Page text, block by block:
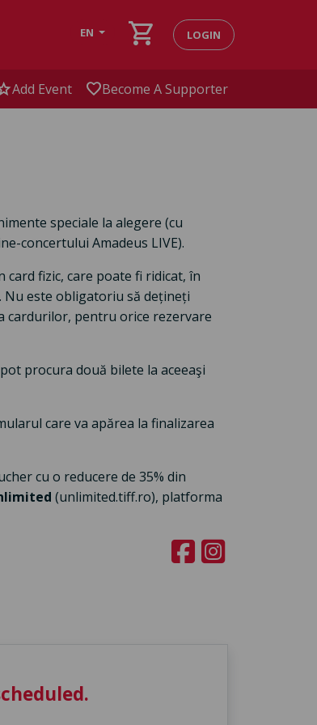
EN shopping_cart LOGIN
Add Event favoriteBecome A Supporter
speciale la alegere (cu
concertului Amadeus LIVE).
fizic, care poate fi ridicat, în
Nu este obligatoriu să dețineți
cardurilor, pentru orice rezervare
procura două bilete la aceeaşi
care va apărea la finalizarea
cu o reducere de 35% din
(unlimited.tiff.ro), platforma